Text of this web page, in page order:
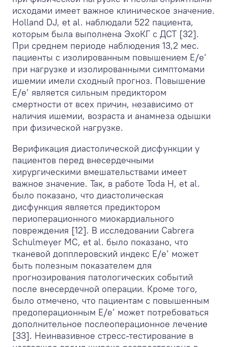
исходами имеет важное клиническое значение.
Holland DJ, et al. наблюдали 522 пациента,
которым была выполнена ЭхоКГ с ДСТ [32].
При среднем периоде наблюдения 13,2 мес.
пациенты с изолированным повышением E/e’
при нагрузке и изолированными симптомами
ишемии имели сходный прогноз. Повышение
Е/e’ является сильным предиктором
смертности от всех причин, независимо от
наличия ишемии, возраста и анамнеза одышки
при физической нагрузке.
Верификация диастолической дисфункции у
пациентов перед внесердечными
хирургическими вмешательствами имеет
важное значение. Так, в работе Toda H, et al.
было показано, что диастолическая
дисфункция является предиктором
периоперационного миокардиального
повреждения [12]. В исследовании Cabrera
Schulmeyer MC, et al. было показано, что
тканевой допплеровский индекс E/e’ может
быть полезным показателем для
прогнозирования патологических событий
после внесердечной операции. Кроме того,
было отмечено, что пациентам с повышенным
предоперационным E/e’ может потребоваться
дополнительное послеоперационное лечение
[33]. Неинвазивное стресс-тестирование в